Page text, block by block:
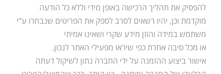
להפסיק את תהליך הרכישה באופן מידי וללא כל הודעה
מוקדמת וכן, יהיו רשאים לסרב לספק את הפריטים שנבחרו ע”י
משתמש במידה והוזן מידע שקרי ושאינו אמיתי
או מכל סיבה אחרת כפי שיראו מפעילי האתר לנכון.
אישור ביצוע ההזמנה על ידי החברה נתון לשיקול דעתה